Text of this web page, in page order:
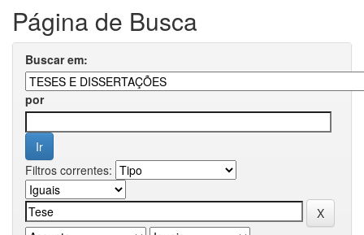
Página de Busca
Buscar em:
por
Filtros correntes: